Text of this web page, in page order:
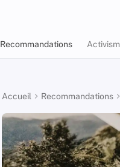
Recommandations Activism
Accueil Recommandations